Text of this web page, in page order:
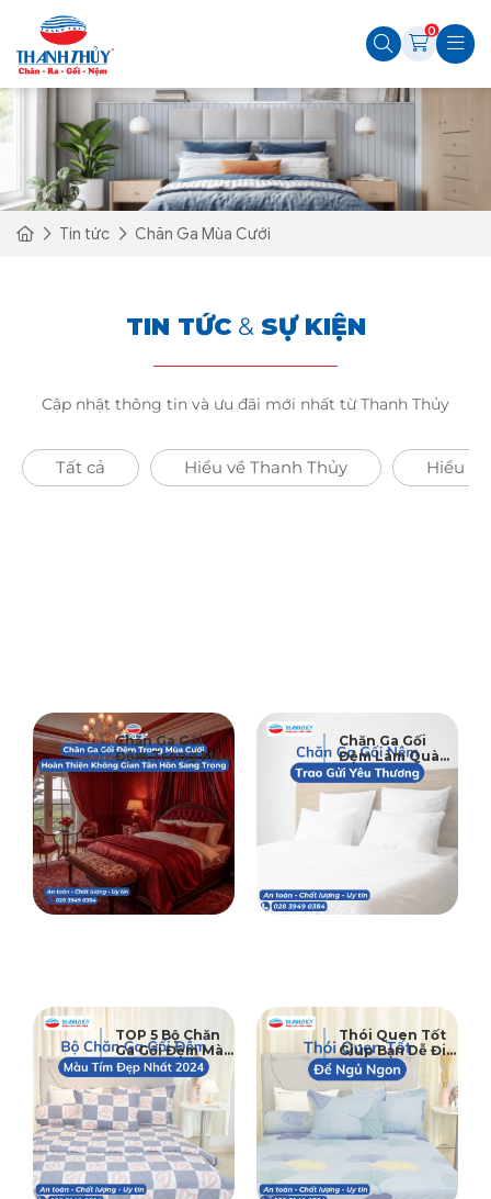
0
Tin tức Chăn Ga Mùa Cưới
TIN TỨC& SỰ KIỆN
Cập nhật thông tin và ưu đãi mới nhất từ Thanh Thủy
Tất cả Hiểu về Thanh Thủy Hiểu
29
11-2025
Chăn Ga Gối
Đệm Trong Mùa
Cưới – Bí Quyết
Hoàn Thiện
Không Gian Tân
Hôn Sang Trọng
Và Ấm Áp
04
06-2024
Chăn Ga Gối
Đệm Làm Quà
Tặng – Trao Gửi
Yêu Thương
09
05-2024
TOP 5 Bộ Chăn
Ga Gối Đệm Màu
Tím Mộng Mơ
Đẹp Nhất 2024
25
03-2024
Thói Quen Tốt
Giúp Bạn Dễ Đi
Vào Giấc Ngủ Và
Khỏe Hơn Mỗi
Ngày